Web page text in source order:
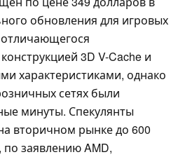
обновления для игровых
3D V-Cache и
характеристиками, однако
сетях были
минуты. Спекулянты
вторичном рынке до 600
заявлению AMD,